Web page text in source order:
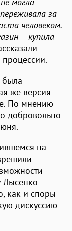
за
человеком.
– купила
была
же версия
По мнению
добровольно
на
Лысенко
как и споры
дискуссию